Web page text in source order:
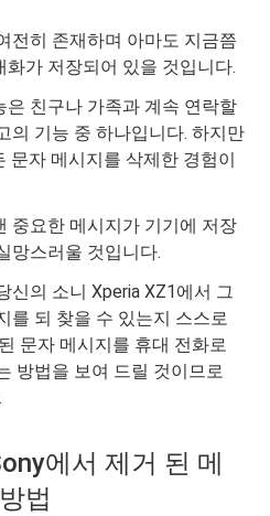
전히 ​​존재하며 아마도 지금쯤
화가 저장되어 있을 것입니다.
친구나 가족과 계속 연락할
의 기능 중 하나입니다. 하지만
문자 메시지를 삭제한 경험이
중요한 메시지가 기기에 저장
망스러울 것입니다.
신의 소니 Xperia XZ1에서 그
를 되 찾을 수 있는지 스스로
문자 메시지를 휴대 전화로
방법을 보여 드릴 것이므로
에서 제거 된 메
법